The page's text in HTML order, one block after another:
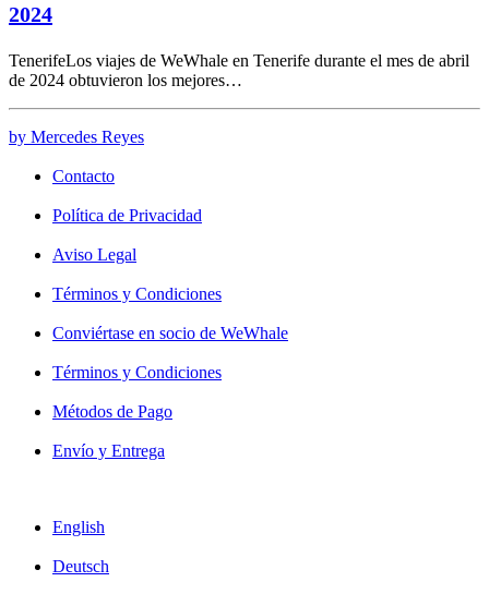
2024
TenerifeLos viajes de WeWhale en Tenerife durante el mes de abril
de 2024 obtuvieron los mejores…
by Mercedes Reyes
Contacto
Política de Privacidad
Aviso Legal
Términos y Condiciones
Conviértase en socio de WeWhale
Términos y Condiciones
Métodos de Pago
Envío y Entrega
English
Deutsch